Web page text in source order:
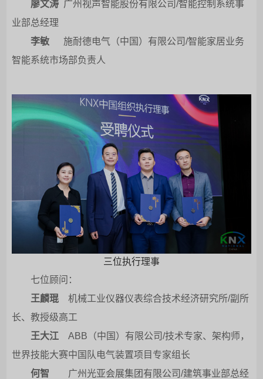
廖文涛广州视声智能股份有限公司/智能控制系统事
业部总经理
李敏
施耐德电气（中国）有限公司/智能家居业务
智能系统市场部负责人
三位执行理事
七位顾问：
王麟琨机械工业仪器仪表综合技术经济研究所/副所
长、教授级高工
王大江 ABB（中国）有限公司/技术专家、架构师，
世界技能大赛中国队电气装置项目专家组长
何智 广州光亚会展集团有限公司/建筑事业部总经